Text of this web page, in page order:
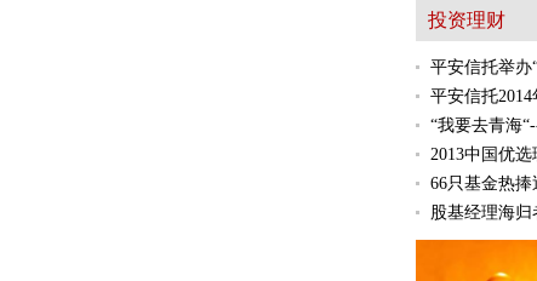
基因突变致肺癌
标靶治疗帮患者延
投资理财
平安信托举办
平安信托
“我要去青海
2013中国优
66只基金热
股基经理海